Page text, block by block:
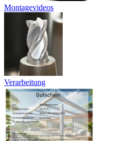
Montagevideos
Verarbeitung